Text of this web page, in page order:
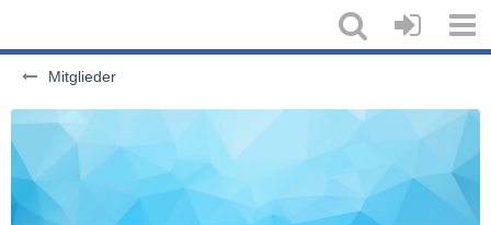
Mitglieder